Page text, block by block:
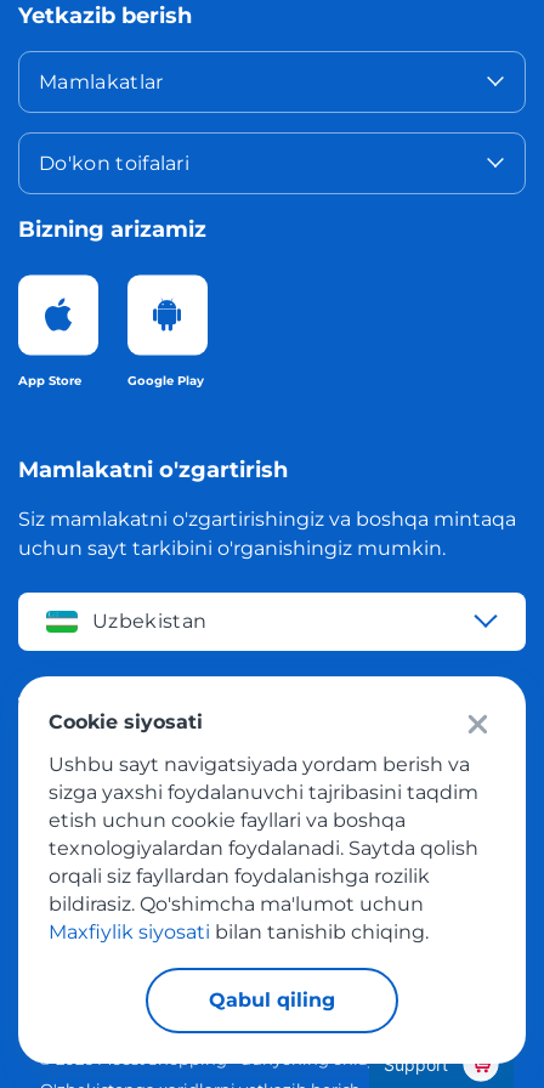
Yetkazib berish
Mamlakatlar
Do'kon toifalari
Bizning arizamiz
App Store Google Play
Mamlakatni o'zgartirish
Siz mamlakatni o'zgartirishingiz va boshqa mintaqa
uchun sayt tarkibini o'rganishingiz mumkin.
Uzbekistan
Tilni o'zgartirish
O'zbek
Bizning ijtimoiy tarmoqlarimiz
© 2026 Meest Shopping - dunyoning onlayn-do'konlaridan
Cookie siyosati
Ushbu sayt navigatsiyada yordam berish va
sizga yaxshi foydalanuvchi tajribasini taqdim
etish uchun cookie fayllari va boshqa
texnologiyalardan foydalanadi. Saytda qolish
orqali siz fayllardan foydalanishga rozilik
bildirasiz. Qo'shimcha ma'lumot uchun
Maxfiylik siyosati bilan tanishib chiqing.
Qabul qiling
Support